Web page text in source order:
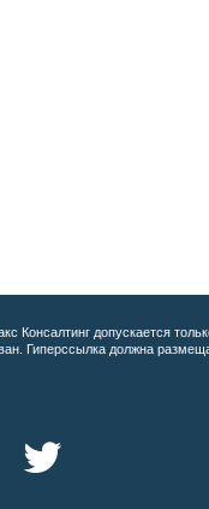
Консалтинг допускается
Гиперссылка должна